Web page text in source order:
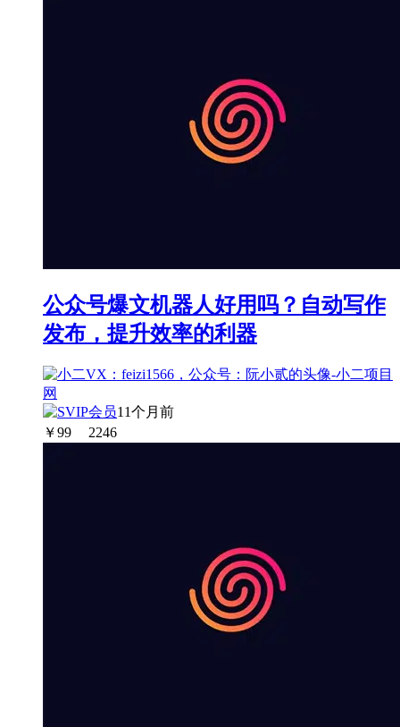
公众号爆文机器人好用吗？自动写作
发布，提升效率的利器
11个月前
￥99 2246